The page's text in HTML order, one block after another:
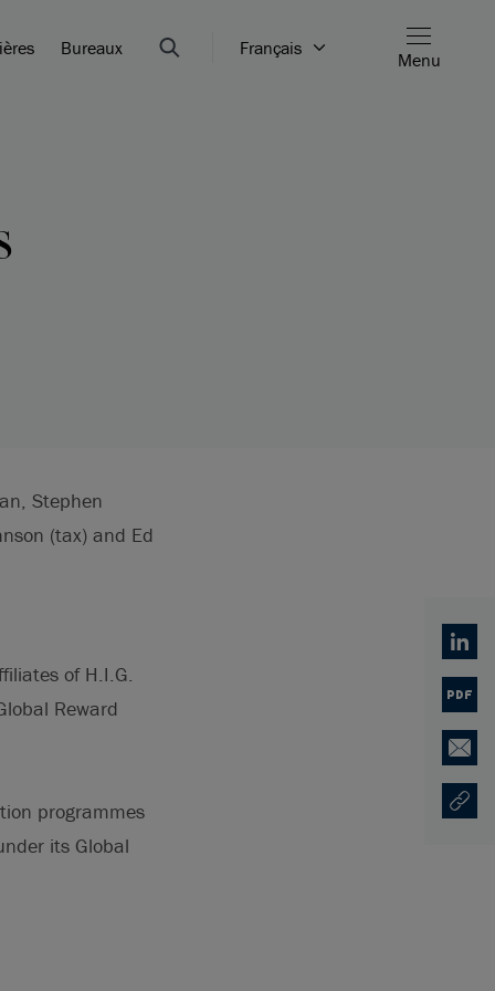
Bureaux Français
Menu
Stephen
(tax) and Ed
of H.I.G.
Reward
programmes
its Global
PDF
Email
Copy